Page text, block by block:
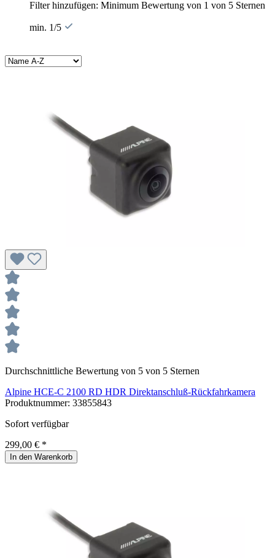
Filter hinzufügen: Minimum Bewertung von 1 von 5 Sternen
min. 1/5
Durchschnittliche Bewertung von 5 von 5 Sternen
Alpine HCE-C 2100 RD HDR Direktanschluß-Rückfahrkamera
Produktnummer: 33855843
Sofort verfügbar
299,00 € *
In den Warenkorb